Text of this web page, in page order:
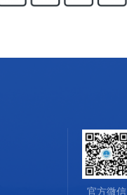
官方微信